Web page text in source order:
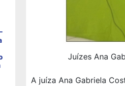
Juízes Ana
A juíza Ana Gabriela